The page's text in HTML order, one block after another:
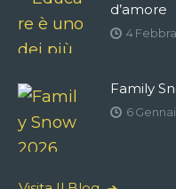
d’amore
4
Family
6